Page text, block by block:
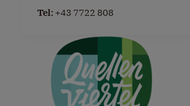
Tel: +43 7722 808